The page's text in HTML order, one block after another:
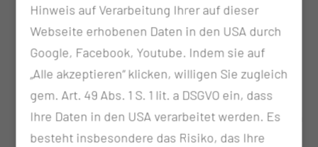
abgestimmten und bestätigten Termin (außer
Wochenende und Feiertag) erhalten haben.
Die Anmeldung muss spätestens am Vortag
Ihrer Aufnahme bis 20:00 Uhr erfolgen. Nur
dann ist gewährleistet, dass Sie Ihre
Unterlagen am Aufnahmetag schnellst möglich
erhalten.
Hinweis auf Verarbeitung Ihrer auf dieser
Webseite erhobenen Daten in den USA durch
Google, Facebook, Youtube. Indem sie auf
„Alle akzeptieren“ klicken, willigen Sie zugleich
gem. Art. 49 Abs. 1 S. 1 lit. a DSGVO ein, dass
Ihre Daten in den USA verarbeitet werden. Es
besteht insbesondere das Risiko, das Ihre